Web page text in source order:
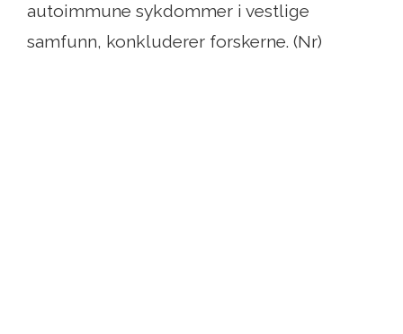
autoimmune sykdommer i vestlige
samfunn, konkluderer forskerne. (Nr)